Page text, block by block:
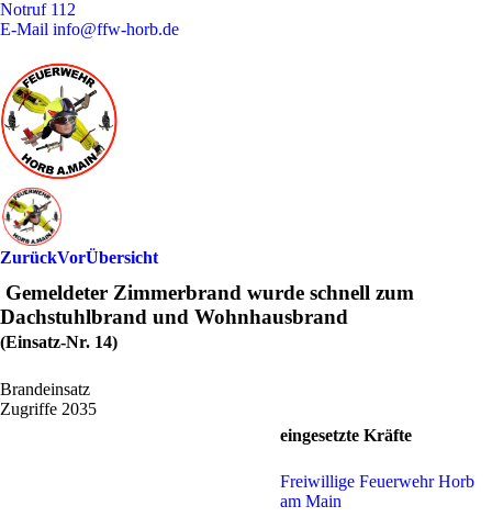
Notruf 112
E-Mail info@ffw-horb.de
ZurückVorÜbersicht
Gemeldeter Zimmerbrand wurde schnell zum
Dachstuhlbrand und Wohnhausbrand
(Einsatz-Nr. 14)
Brandeinsatz
Zugriffe 2035
eingesetzte Kräfte
Freiwillige Feuerwehr Horb
am Main